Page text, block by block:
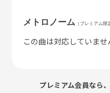
メトロノーム （プレミアム限
この曲は対応していませ
プレミアム会員なら